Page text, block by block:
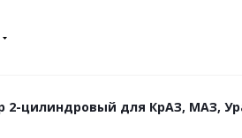
2-цилиндровый для КрАЗ, МАЗ,